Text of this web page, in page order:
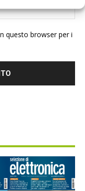
questo browser per i